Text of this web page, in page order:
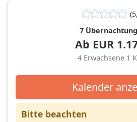
7
Ab EUR
4 Erwachsene 1
Kalender
Bitte beachten